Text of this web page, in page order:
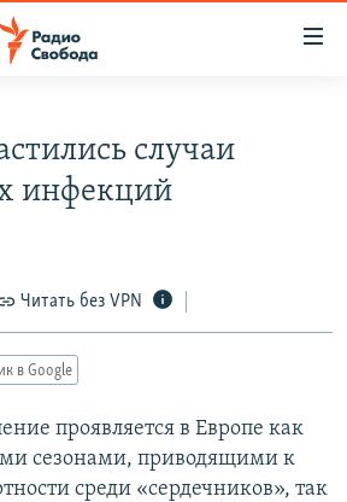
случаи
инфекций
Читать без VPN
в Google
проявляется в Европе как
сезонами, приводящими к
среди «сердечников», так